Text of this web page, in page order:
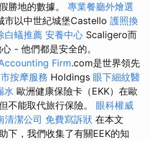
勝地的數據。 專業餐廳外燴選
市以中世紀城堡Castello 護照換
白蟻推薦 安養中心 Scaligero而
- 他們都是安全的。
Firm.com是世界領先
按摩服務 Holdings 眼下細紋醫
水 歐洲健康保險卡（EKK）在歐
不能取代旅行保險。 眼科權威
清潔公司 免費寫訴狀 在本文
下，我們收集了有關EEK的知